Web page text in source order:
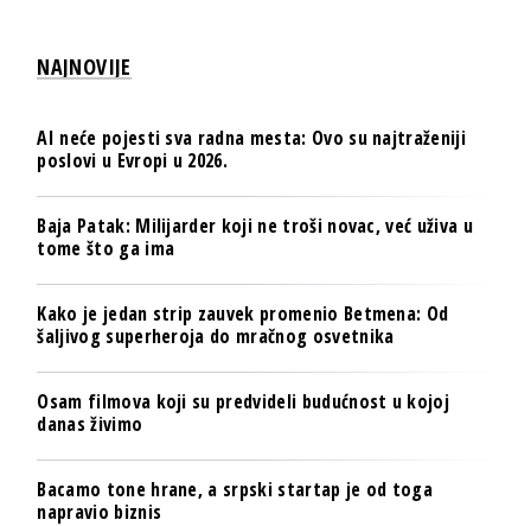
NAJNOVIJE
AI neće pojesti sva radna mesta: Ovo su najtraženiji
poslovi u Evropi u 2026.
Baja Patak: Milijarder koji ne troši novac, već uživa u
tome što ga ima
Kako je jedan strip zauvek promenio Betmena: Od
šaljivog superheroja do mračnog osvetnika
Osam filmova koji su predvideli budućnost u kojoj
danas živimo
Bacamo tone hrane, a srpski startap je od toga
napravio biznis